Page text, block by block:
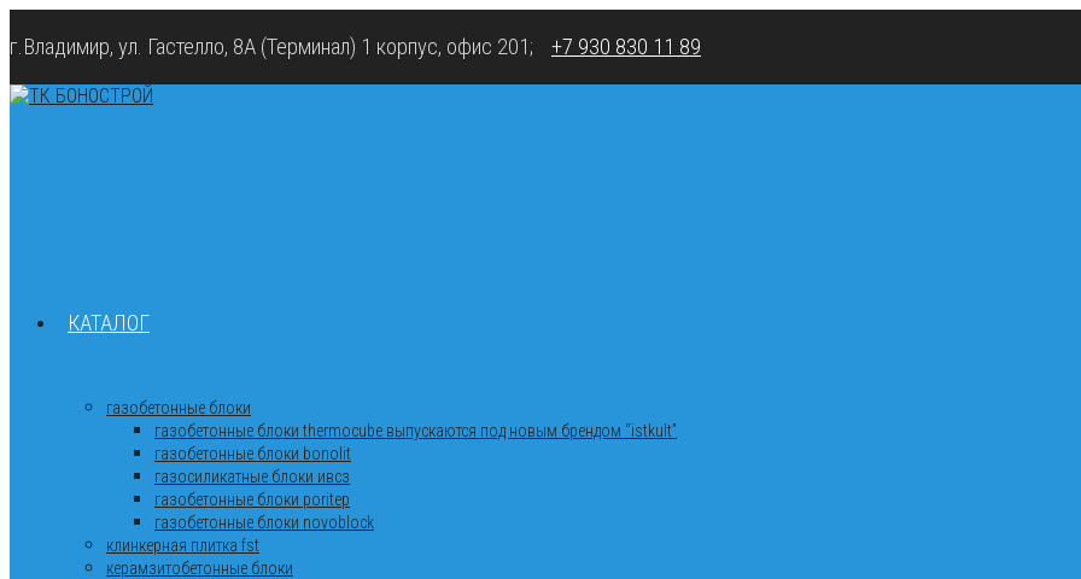
г.Владимир, ул. Гастелло, 8А (Терминал) 1 корпус, офис 201; +7 930 830 11 89
КАТАЛОГ
газобетонные блоки
газобетонные блоки thermocube выпускаются под новым брендом “istkult”
газобетонные блоки bonolit
газосиликатные блоки ивсз
газобетонные блоки poritep
газобетонные блоки novoblock
клинкерная плитка fst
керамзитобетонные блоки